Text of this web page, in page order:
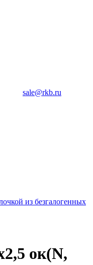
sale@rkb.ru
из безгалогенных
ок(N,